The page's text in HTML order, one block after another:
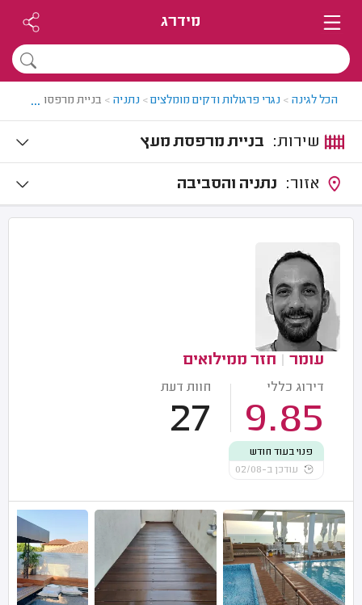
מידרג
הכל לגינה > נגרי פרגולות ודקים מומלצים> נתניה > בניית מרפסת מעץ
...
בניית מרפסת מעץ
נתניה והסביבה
עומר חזר ממילואים
דירוג כללי
9.85
חוות דעת
27
פנוי בעוד חודש
עודכן ב-02/08